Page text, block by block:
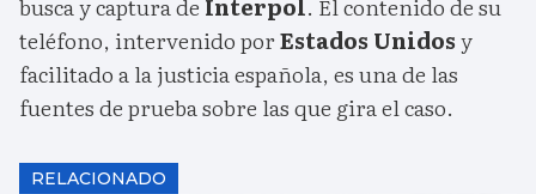
busca y captura de Interpol. El contenido de su
teléfono, intervenido porEstados Unidosy
facilitado a la justicia española, es una de las
fuentes de prueba sobre las que gira el caso.
RELACIONADO